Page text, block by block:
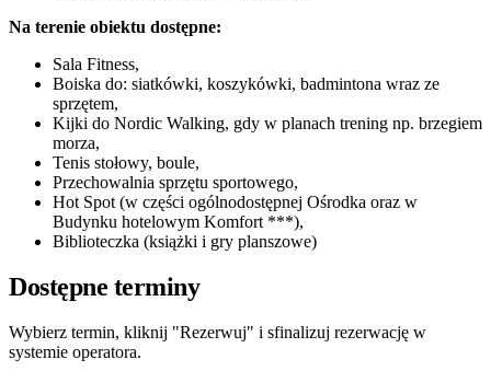
Na terenie obiektu dostępne:
Sala Fitness,
Boiska do: siatkówki, koszykówki, badmintona wraz ze
sprzętem,
Kijki do Nordic Walking, gdy w planach trening np. brzegiem
morza,
Tenis stołowy, boule,
Przechowalnia sprzętu sportowego,
Hot Spot (w części ogólnodostępnej Ośrodka oraz w
Budynku hotelowym Komfort ***),
Biblioteczka (książki i gry planszowe)
Dostępne terminy
Wybierz termin, kliknij "Rezerwuj" i sfinalizuj rezerwację w
systemie operatora.